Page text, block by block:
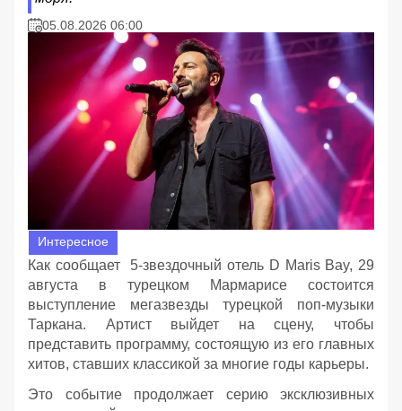
05.08.2026 06:00
Интересное
Как сообщает 5-звездочный отель D Maris Bay, 29
августа в турецком Мармарисе состоится
выступление мегазвезды турецкой поп-музыки
Таркана. Артист выйдет на сцену, чтобы
представить программу, состоящую из его главных
хитов, ставших классикой за многие годы карьеры.
Это событие продолжает серию эксклюзивных